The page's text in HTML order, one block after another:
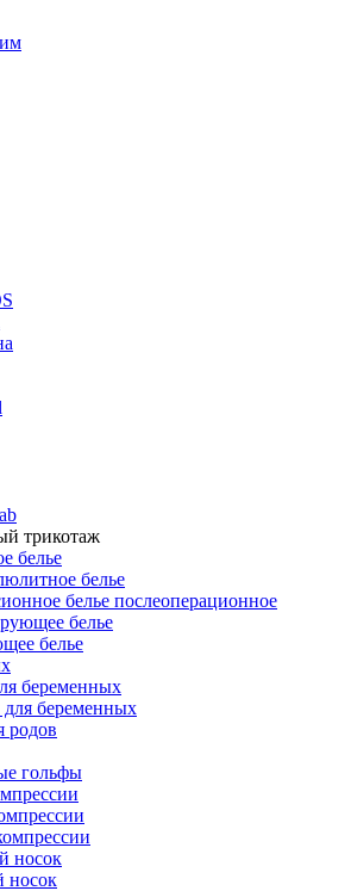
трикотаж
белье
белье
белье послеоперационное
белье
белье
беременных
для беременных
родов
гольфы
носок
носок